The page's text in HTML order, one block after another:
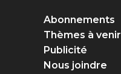
Abonnements
Thèmes à venir
Publicité
Nous joindre